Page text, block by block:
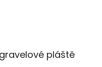
pláště